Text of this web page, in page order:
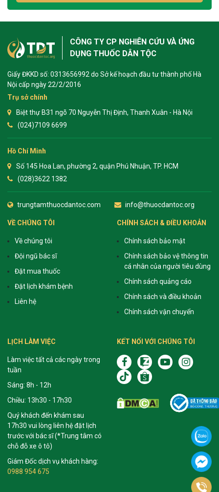
CÔNG TY CP NGHIÊN CỨU VÀ ỨNG
DỤNG THUỐC DÂN TỘC
Giấy ĐKKD số: 0313656992 do Sở kế hoạch đầu tư thành phố Hà
Nội cấp ngày 22/2/2016
Trụ sở chính
Biệt thự B31 ngõ 70 Nguyễn Thị Định, Thanh Xuân - Hà Nội
(024)7109 6699
Hồ Chí Minh
Số 145 Hoa Lan, phường 2, quận Phú Nhuận, TP. HCM
(028)3622 1382
trungtamthuocdantoc.com info@thuocdantoc.org
VỀ CHÚNG TÔI
Về chúng tôi
Đội ngũ bác sĩ
Đặt mua thuốc
Đặt lịch khám bệnh
Liên hệ
CHÍNH SÁCH & ĐIỀU KHOẢN
Chính sách bảo mật
Chính sách bảo vệ thông tin
cá nhân của người tiêu dùng
Chính sách quảng cáo
Chính sách và điều khoản
Chính sách vận chuyển
LỊCH LÀM VIỆC
Làm việc tất cả các ngày trong
tuần
Sáng: 8h - 12h
Chiều: 13h30 - 17h30
Quý khách đến khám sau
17h30 vui lòng liên hệ đặt lịch
trước với bác sĩ (*Trung tâm có
chỗ đỗ xe ô tô)
Giám Đốc dịch vụ khách hàng:
0988 954 675
KẾT NỐI VỚI CHÚNG TÔI